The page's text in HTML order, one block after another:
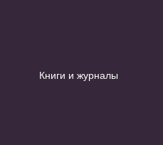
Книги и журналы